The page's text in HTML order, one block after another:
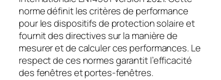
norme définit les critères de performance
pour les dispositifs de protection solaire et
fournit des directives sur la manière de
mesurer et de calculer ces performances. Le
respect de ces normes garantit l’efficacité
des fenêtres et portes-fenêtres.